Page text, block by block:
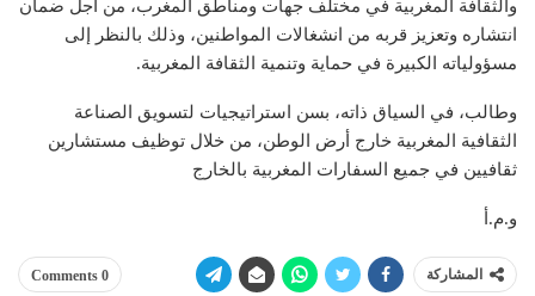
والثقافة المغربية في مختلف جهات ومناطق المغرب، من أجل ضمان
انتشاره وتعزيز قربه من انشغالات المواطنين، وذلك بالنظر إلى
مسؤولياته الكبيرة في حماية وتنمية الثقافة المغربية.
وطالب، في السياق ذاته، بسن استراتيجيات لتسويق الصناعة
الثقافية المغربية خارج أرض الوطن، من خلال توظيف مستشارين
ثقافيين في جميع السفارات المغربية بالخارج
و.م.أ
المشاركة 0 Comments